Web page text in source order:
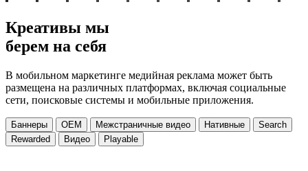
Креативы мы
берем на себя
В мобильном маркетинге медийная реклама может быть
размещена на различных платформах, включая социальные
сети, поисковые системы и мобильные приложения.
Баннеры OEM Межстраничные видео Нативные
Search
Rewarded
Видео Playable